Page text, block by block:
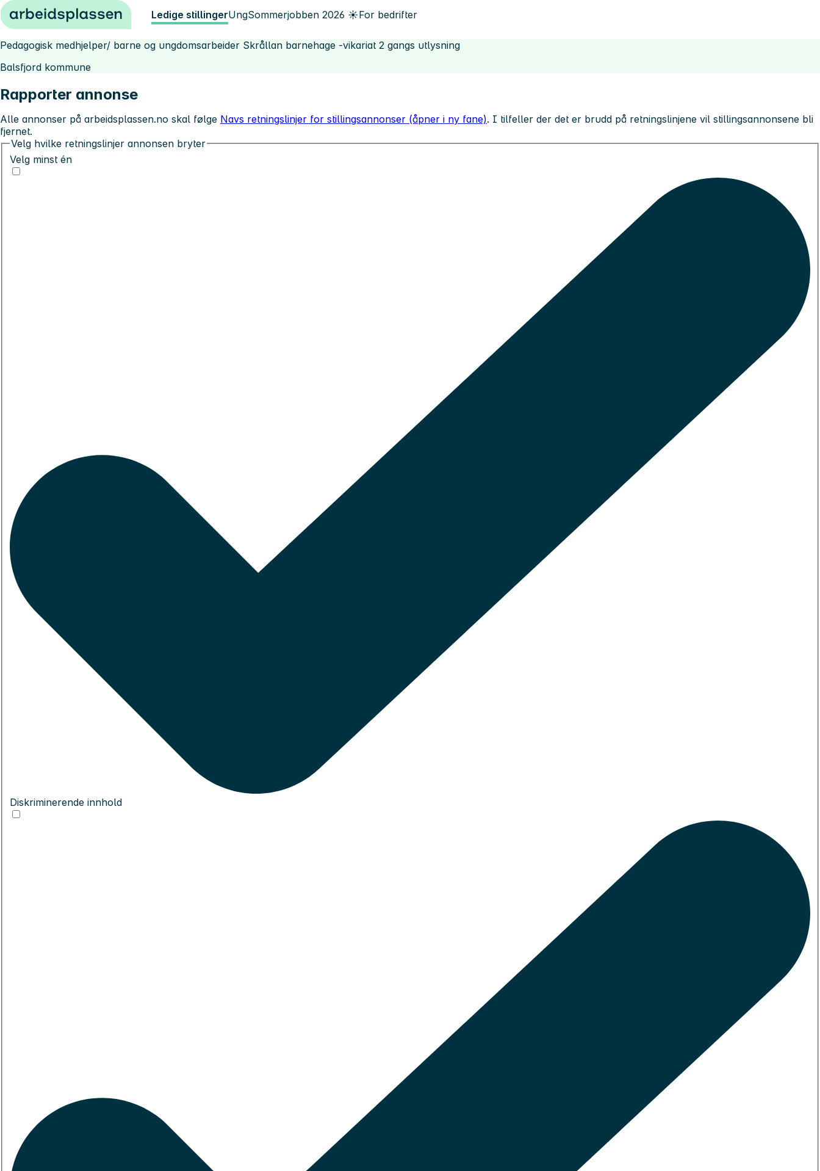
Hopp til innhold Ledige stillingerUngSommerjobben 2026 ☀️For bedrifter
Pedagogisk medhjelper/ barne og ungdomsarbeider Skrållan barnehage -vikariat 2 gangs utlysning
Balsfjord kommune
Rapporter annonse
Alle annonser på arbeidsplassen.no skal følge Navs retningslinjer for stillingsannonser (åpner i ny fane). I tilfeller der det er brudd på retningslinjene vil stillingsannonsene bli
fjernet.
Velg hvilke retningslinjer annonsen bryter
Velg minst én
Diskriminerende innhold